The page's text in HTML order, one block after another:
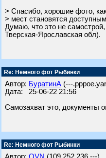
> Спасибо, хорошие фото,
> мест становятся
Думаю, что это не
Тверская-Ярославская обл).
Re: Немного фот Рыбинки
Автор: БуратинА (---
Дата: 25-06-22 21:56
Самозахват это, документы
Re: Немного фот Рыбинки